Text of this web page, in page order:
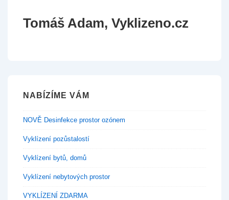
Tomáš Adam, Vyklizeno.cz
NABÍZÍME VÁM
NOVĚ Desinfekce prostor ozónem
Vyklízení pozůstalostí
Vyklízení bytů, domů
Vyklízení nebytových prostor
VYKLÍZENÍ ZDARMA